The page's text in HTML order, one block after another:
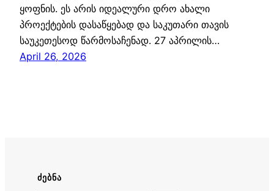
ყოფნის. ეს არის იდეალური დრო ახალი
პროექტების დასაწყებად და საკუთარი თავის
საუკეთესოდ წარმოსაჩენად. 27 აპრილის…
April 26, 2026
ᲫᲔᲑᲜᲐ